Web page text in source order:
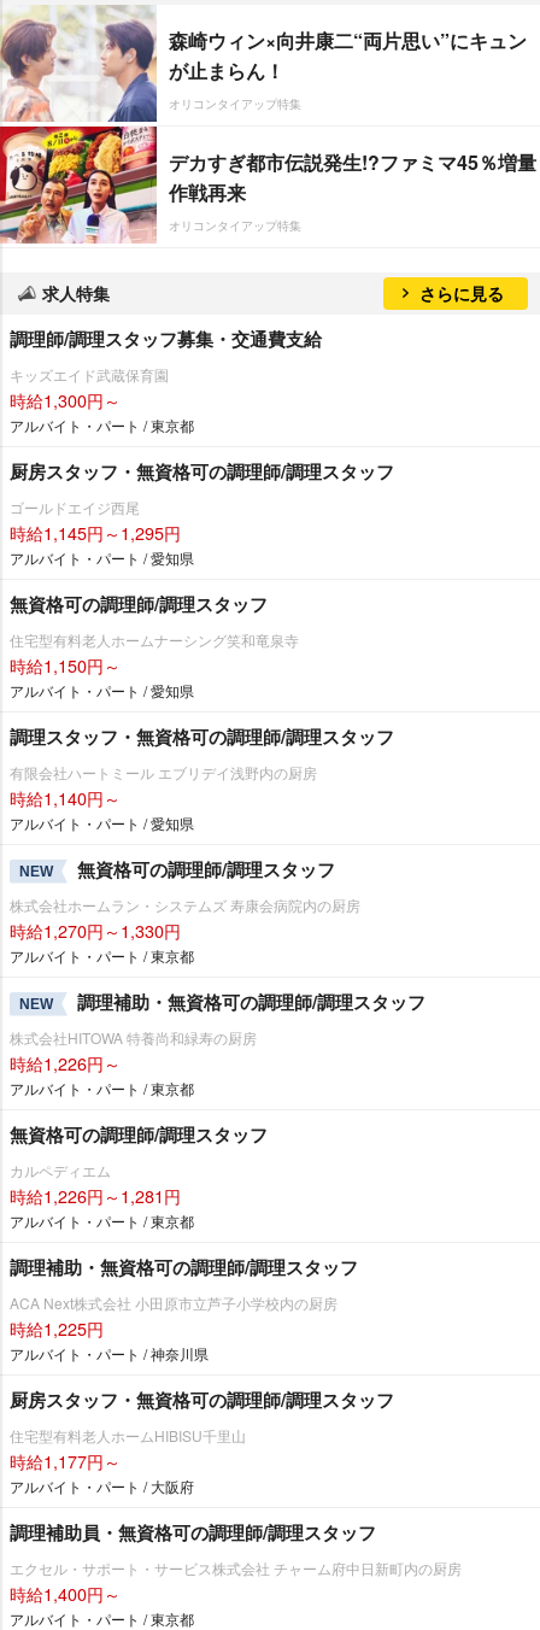
森崎ウィン×向井康二“両片思い”にキュン
が止まらん！
オリコンタイアップ特集
デカすぎ都市伝説発生!?ファミマ45％増量
作戦再来
オリコンタイアップ特集
求人特集 さらに見る
調理師/調理スタッフ募集・交通費支給
キッズエイド武蔵保育園
時給1,300円～
アルバイト・パート / 東京都
厨房スタッフ・無資格可の調理師/調理スタッフ
ゴールドエイジ西尾
時給1,145円～1,295円
アルバイト・パート / 愛知県
無資格可の調理師/調理スタッフ
住宅型有料老人ホームナーシング笑和竜泉寺
時給1,150円～
アルバイト・パート / 愛知県
調理スタッフ・無資格可の調理師/調理スタッフ
有限会社ハートミール エブリデイ浅野内の厨房
時給1,140円～
アルバイト・パート / 愛知県
NEW 無資格可の調理師/調理スタッフ
株式会社ホームラン・システムズ 寿康会病院内の厨房
時給1,270円～1,330円
アルバイト・パート / 東京都
NEW 調理補助・無資格可の調理師/調理スタッフ
株式会社HITOWA 特養尚和緑寿の厨房
時給1,226円～
アルバイト・パート / 東京都
無資格可の調理師/調理スタッフ
カルペディエム
時給1,226円～1,281円
アルバイト・パート / 東京都
調理補助・無資格可の調理師/調理スタッフ
ACA Next株式会社 小田原市立芦子小学校内の厨房
時給1,225円
アルバイト・パート / 神奈川県
厨房スタッフ・無資格可の調理師/調理スタッフ
住宅型有料老人ホームHIBISU千里山
時給1,177円～
アルバイト・パート / 大阪府
調理補助員・無資格可の調理師/調理スタッフ
エクセル・サポート・サービス株式会社 チャーム府中日新町内の厨房
時給1,400円～
アルバイト・パート / 東京都